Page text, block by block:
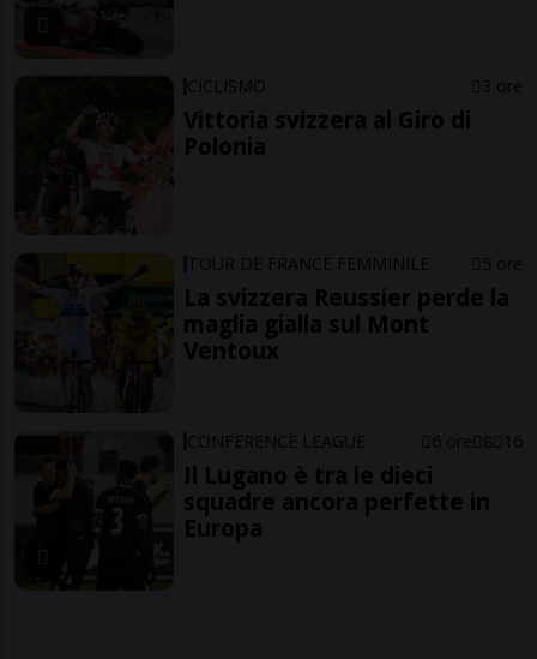
CICLISMO 3 ore
Vittoria svizzera al Giro di
Polonia
TOUR DE FRANCE FEMMINILE 5 ore
La svizzera Reussier perde la
maglia gialla sul Mont
Ventoux
CONFERENCE LEAGUE 6 ore 8 16
Il Lugano è tra le dieci
squadre ancora perfette in
Europa